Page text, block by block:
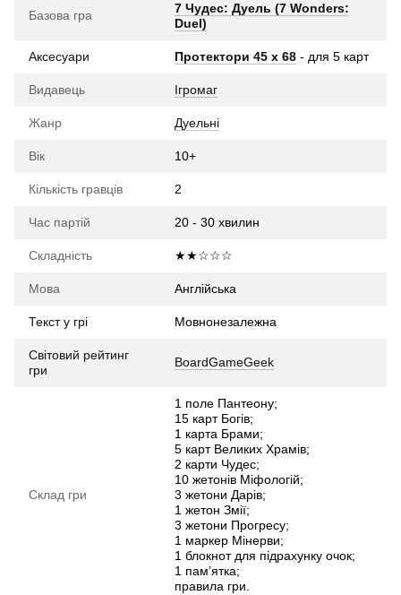
Базова гра
7 Чудес: Дуель (7 Wonders:
Duel)
Аксесуари Протектори 45 x 68 - для 5 карт
Видавець Ігромаг
Жанр Дуельні
Вік 10+
Кількість гравців 2
Час партій 20 - 30 хвилин
Складність ★★☆☆☆
Мова Англійська
Текст у грі Мовнонезалежна
Світовий рейтинг
гри
BoardGameGeek
Склад гри
1 поле Пантеону;
15 карт Богів;
1 карта Брами;
5 карт Великих Храмів;
2 карти Чудес;
10 жетонів Міфологій;
3 жетони Дарів;
1 жетон Змії;
3 жетони Прогресу;
1 маркер Мінерви;
1 блокнот для підрахунку очок;
1 пам’ятка;
правила гри.